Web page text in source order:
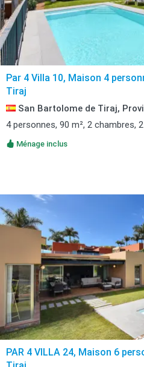
Par 4 Villa 10, Maison 4
Tiraj
San Bartolome de Tiraj,
4 personnes, 90 m², 2 chambres,
Ménage inclus
PAR 4 VILLA 24, Maison 6